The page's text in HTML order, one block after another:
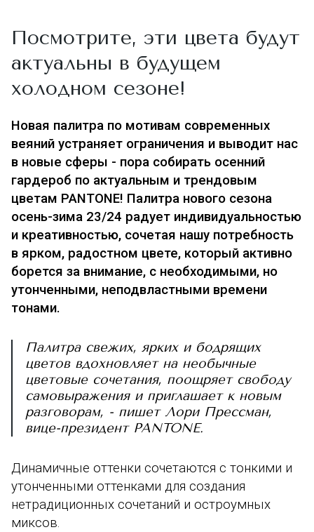
Посмотрите, эти цвета будут
актуальны в будущем
холодном сезоне!
Новая палитра по мотивам современных
веяний устраняет ограничения и выводит нас
в новые сферы - пора собирать осенний
гардероб по актуальным и трендовым
цветам PANTONE! Палитра нового сезона
осень-зима 23/24 радует индивидуальностью
и креативностью, сочетая нашу потребность
в ярком, радостном цвете, который активно
борется за внимание, с необходимыми, но
утонченными, неподвластными времени
тонами.
Палитра свежих, ярких и бодрящих
цветов вдохновляет на необычные
цветовые сочетания, поощряет свободу
самовыражения и приглашает к новым
разговорам, - пишет Лори Прессман,
вице-президент PANTONE.
Динамичные оттенки сочетаются с тонкими и
утонченными оттенками для создания
нетрадиционных сочетаний и остроумных
миксов.